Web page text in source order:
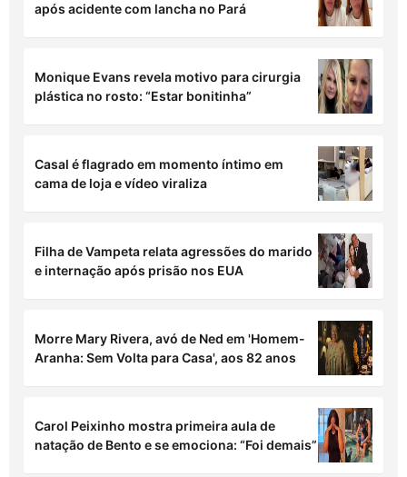
após acidente com lancha no Pará
Monique Evans revela motivo para cirurgia
plástica no rosto: “Estar bonitinha”
Casal é flagrado em momento íntimo em
cama de loja e vídeo viraliza
Filha de Vampeta relata agressões do marido
e internação após prisão nos EUA
Morre Mary Rivera, avó de Ned em 'Homem-
Aranha: Sem Volta para Casa', aos 82 anos
Carol Peixinho mostra primeira aula de
natação de Bento e se emociona: “Foi demais”